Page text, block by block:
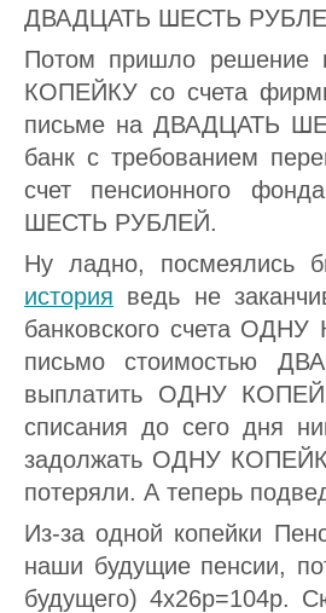
ДВАДЦАТЬ ШЕСТЬ
Потом пришло решение
КОПЕЙКУ со счета
письме на ДВАДЦАТЬ
банк с требованием
счет пенсионного
ШЕСТЬ РУБЛЕЙ.
Ну ладно, посмеялись
история ведь не
банковского счета
письмо стоимостью
выплатить ОДНУ
списания до сего дня
задолжать ОДНУ
потеряли. А теперь
Из-за одной копейки
наши будущие пенсии,
будущего) 4х26р=104р.